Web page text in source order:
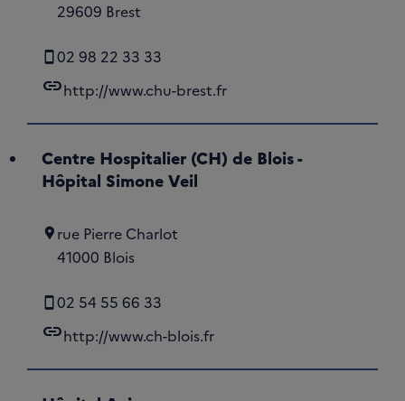
29609 Brest
02 98 22 33 33
linkhttp://www.chu-brest.fr
Centre Hospitalier (CH) de Blois -
Hôpital Simone Veil
rue Pierre Charlot
41000 Blois
02 54 55 66 33
linkhttp://www.ch-blois.fr